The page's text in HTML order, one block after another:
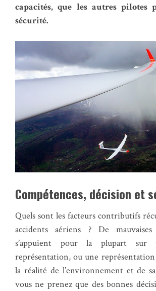
capacités, que les autres pilotes
sécurité.
Compétences, décision et
Quels sont les facteurs contributifs
accidents aériens ? De
s’appuient pour la plupart sur
représentation, ou une
la réalité de l’environnement et de
vous ne prenez que des bonnes